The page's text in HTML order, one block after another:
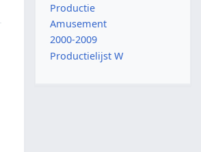
Productie
Amusement
2000-2009
Productielijst W